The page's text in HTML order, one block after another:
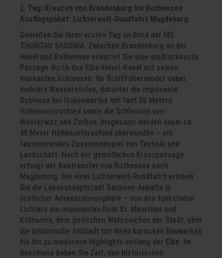
2. Tag: Kreuzen von Brandenburg bis Rothensee
Ausflugspaket: Lichterwelt-Rundfahrt Magdeburg
Genießen Sie Ihren ersten Tag an Bord der MS
THURGAU SAXONIA. Zwischen Brandenburg an der
Havel und Rothensee erwartet Sie eine eindrucksvolle
Passage durch den Elbe-Havel-Kanal mit seinen
markanten Schleusen. Ihr Schiff überwindet dabei
mehrere Wasserstufen, darunter die imposante
Schleuse bei Hohenwarthe mit fast 20 Metern
Höhenunterschied sowie die Schleusen von
Wusterwitz und Zerben. Insgesamt werden dabei ca.
40 Meter Höhenunterschied überwunden – ein
faszinierendes Zusammenspiel von Technik und
Landschaft. Nach der gemütlichen Kreuzpassage
erfolgt der Bustransfer von Rothensee nach
Magdeburg. Bei einer Lichterwelt-Rundfahrt erleben
Sie die Landeshauptstadt Sachsen-Anhalts in
festlicher Adventsatmosphäre – von den funkelnden
Lichtern am imposanten Dom St. Mauritius und
Katharina, dem gotischen Wahrzeichen der Stadt, über
die historische Altstadt mit ihren barocken Bauwerken
bis hin zu modernen Highlights entlang der Elbe. Im
Anschluss haben Sie Zeit, den historischen